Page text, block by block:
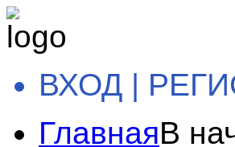
ВХОД |
ГлавнаяВ